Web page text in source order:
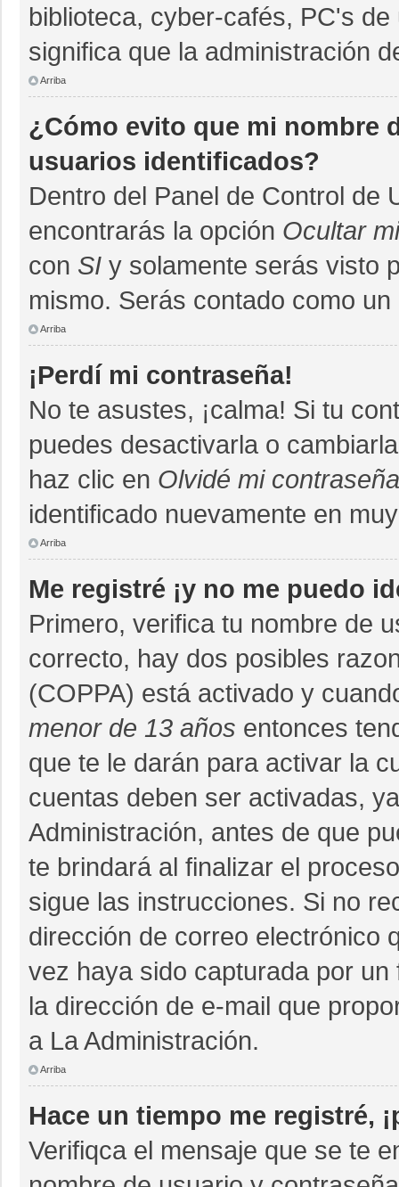
biblioteca, cyber-cafés, PC's
significa que la administración
Arriba
¿Cómo evito que mi nombre
usuarios identificados?
Dentro del Panel de Control de
encontrarás la opción Ocultar
con SI y solamente serás visto
mismo. Serás contado como
Arriba
¡Perdí mi contraseña!
No te asustes, ¡calma! Si tu
puedes desactivarla o
haz clic en Olvidé mi contraseña
identificado nuevamente en
Arriba
Me registré ¡y no me puedo
Primero, verifica tu nombre de
correcto, hay dos posibles
(COPPA) está activado y
menor de 13 años entonces
que te le darán para activar la
cuentas deben ser activadas,
Administración, antes de que
te brindará al finalizar el
sigue las instrucciones. Si no
dirección de correo electrónico
vez haya sido capturada por
la dirección de e-mail que
a La Administración.
Arriba
Hace un tiempo me registré,
Verifiqca el mensaje que se te